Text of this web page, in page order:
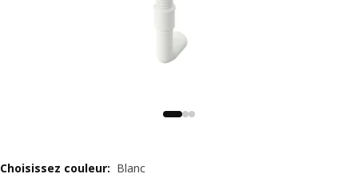
Choisissez couleur: Blanc